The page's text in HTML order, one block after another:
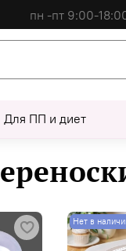
пн -пт 9:00-
Для ПП и диет
Нет в